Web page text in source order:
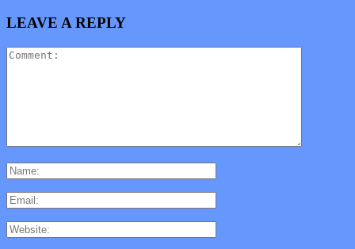
LEAVE A REPLY